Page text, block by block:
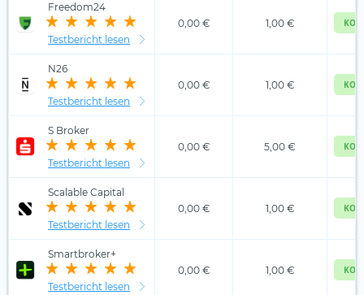
Freedom24
Testbericht lesen
0,00 € 1,00 €
N26
Testbericht lesen
0,00 € 1,00 €
S Broker
Testbericht lesen
0,00 € 5,00 €
Scalable Capital
Testbericht lesen
0,00 € 1,00 €
Smartbroker+
Testbericht lesen
0,00 € 1,00 €